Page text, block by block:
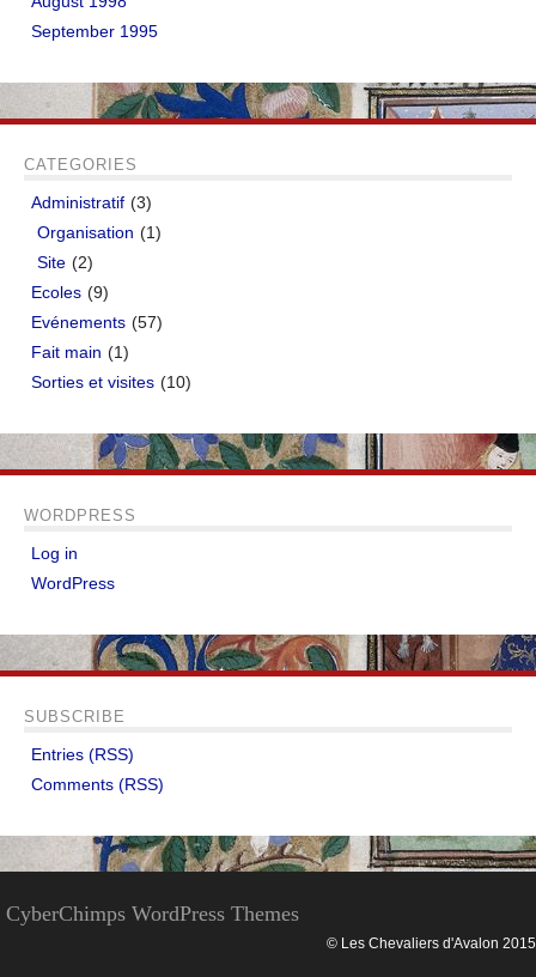
September 1995
CATEGORIES
Administratif (3)
Organisation (1)
Site (2)
Ecoles (9)
Evénements (57)
Fait main (1)
Sorties et visites (10)
WORDPRESS
Log in
WordPress
SUBSCRIBE
Entries (RSS)
Comments (RSS)
CyberChimps WordPress Themes
© Les Chevaliers d'Avalon 2015